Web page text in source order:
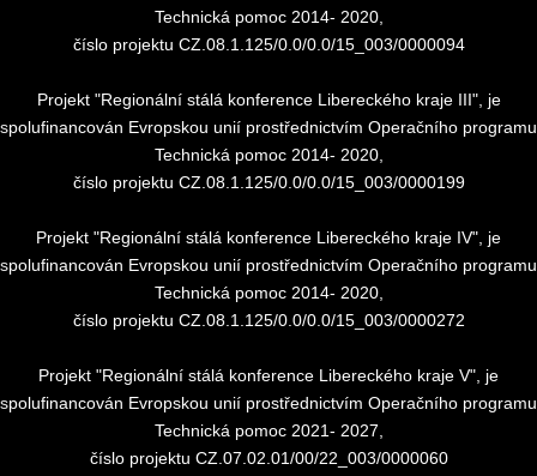
Technická pomoc 2014- 2020,
číslo projektu CZ.08.1.125/0.0/0.0/15_003/0000094
Projekt "Regionální stálá konference Libereckého kraje III", je
spolufinancován Evropskou unií prostřednictvím Operačního programu
Technická pomoc 2014- 2020,
číslo projektu CZ.08.1.125/0.0/0.0/15_003/0000199
Projekt "Regionální stálá konference Libereckého kraje IV", je
spolufinancován Evropskou unií prostřednictvím Operačního programu
Technická pomoc 2014- 2020,
číslo projektu CZ.08.1.125/0.0/0.0/15_003/0000272
Projekt "Regionální stálá konference Libereckého kraje V", je
spolufinancován Evropskou unií prostřednictvím Operačního programu
Technická pomoc 2021- 2027,
číslo projektu CZ.07.02.01/00/22_003/0000060